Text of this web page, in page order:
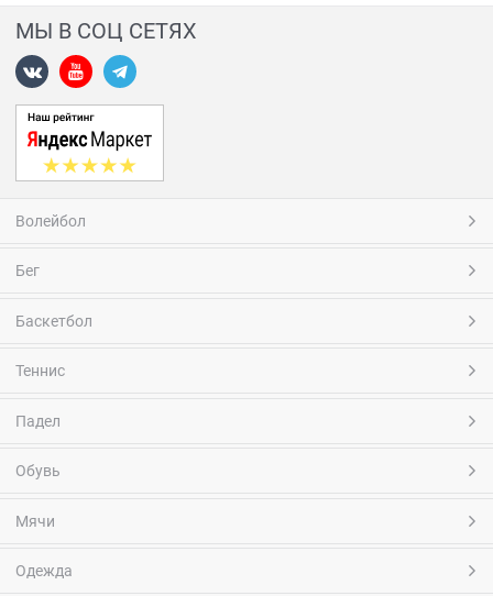
МЫ В СОЦ СЕТЯХ
Волейбол
Бег
Баскетбол
Теннис
Падел
Обувь
Мячи
Одежда